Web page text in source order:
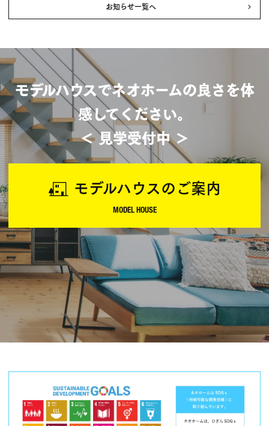
ビ
ゲー
ショ
ン
お知らせ一覧へ
モデルハウスでネオホームの良さを体
感してください。
＜ 見学受付中 ＞
モデルハウスのご案内